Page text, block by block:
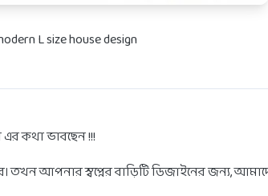
L size house design
এর কথা ভাবছেন !!!
তখন আপনার স্বপ্নের বাড়িটি ডিজাইনের জন্য,